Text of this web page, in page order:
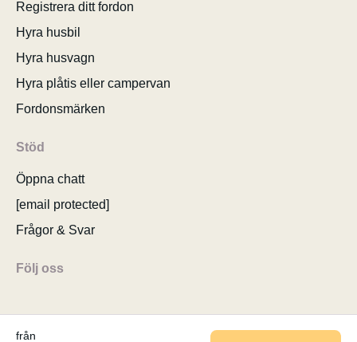
från
Registrera ditt fordon
Hyra husbil
Hyra husvagn
Hyra plåtis eller campervan
Fordonsmärken
Stöd
Öppna chatt
[email protected]
Frågor & Svar
Följ oss